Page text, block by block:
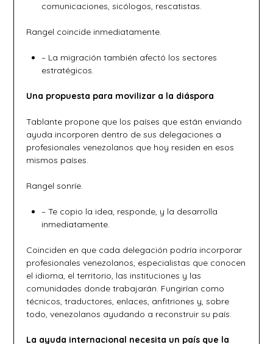
comunicaciones, sicólogos, rescatistas.
Rangel coincide inmediatamente.
– La migración también afectó los sectores
estratégicos.
Una propuesta para movilizar a la diáspora
Tablante propone que los países que están enviando
ayuda incorporen dentro de sus delegaciones a
profesionales venezolanos que hoy residen en esos
mismos países.
Rangel sonríe.
– Te copio la idea, responde, y la desarrolla
inmediatamente.
Coinciden en que cada delegación podría incorporar
profesionales venezolanos, especialistas que conocen
el idioma, el territorio, las instituciones y las
comunidades donde trabajarán. Fungirían como
técnicos, traductores, enlaces, anfitriones y, sobre
todo, venezolanos ayudando a reconstruir su país.
La ayuda internacional necesita un país que la